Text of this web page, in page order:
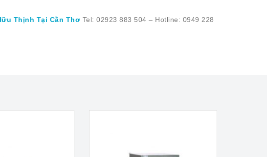
Thịnh Tại Cần Thơ Tel: 02923 883 504 – Hotline: 0949 228